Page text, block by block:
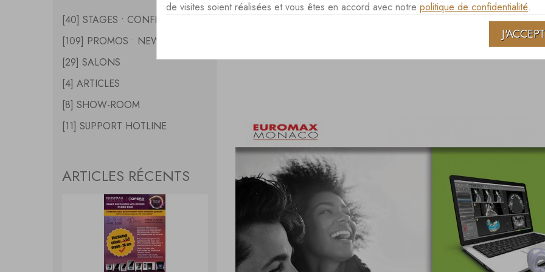
FORMATION - LE FLUX NUMÉRIQUE AU
[40] STAGES • CONFERENCES
[109] PROMOS • NEWS
[29] SALONS
[4] ARTICLES
[8] SHOW-ROOM
[11] SUPPORT HOTLINE
ARTICLES RÉCENTS
de visites soient réalisées et vous êtes en accord avec notre politique de confidentialité.